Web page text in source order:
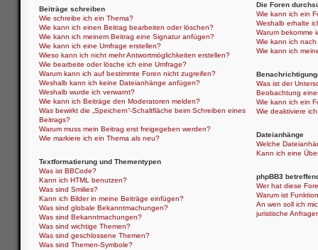
Beiträge schreiben
Wie schreibe ich ein Thema?
Wie kann ich einen Beitrag bearbeiten oder löschen?
Wie kann ich meinem Beitrag eine Signatur anfügen?
Wie kann ich eine Umfrage erstellen?
Wieso kann ich nicht mehr Antwortmöglichkeiten erstellen?
Wie bearbeite oder lösche ich eine Umfrage?
Warum kann ich auf bestimmte Foren nicht zugreifen?
Weshalb kann ich keine Dateianhänge anfügen?
Weshalb wurde ich verwarnt?
Wie kann ich Beiträge den Moderatoren melden?
Was bewirkt die „Speichern“-Schaltfläche beim Schreiben eines
Beitrags?
Warum muss mein Beitrag erst freigegeben werden?
Wie markiere ich ein Thema als neu?
Textformatierung und Thementypen
Was ist BBCode?
Kann ich HTML benutzen?
Was sind Smilies?
Kann ich Bilder in meine Beiträge einfügen?
Was sind globale Bekanntmachungen?
Was sind Bekanntmachungen?
Was sind wichtige Themen?
Was sind geschlossene Themen?
Was sind Themen-Symbole?
Die Foren
Wie kann ich ein
Weshalb erhalte
Warum bekomme
Wie kann ich
Wie kann ich
Was ist der
Beobachtung
Wie kann ich ein
Wie deaktiviere
Dateianhänge
Welche
Kann ich eine
phpBB3
Wer hat diese
Warum ist
An wen soll ich
juristische